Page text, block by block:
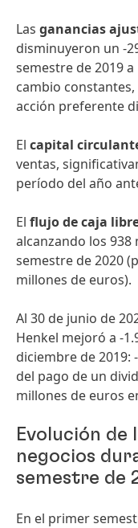
Las ganancias
disminuyeron un -
semestre de 2019
cambio
acción preferente
El capital
ventas,
período del año
El flujo de caja
alcanzando los
semestre de 2020
millones de euros).
Al 30 de junio de
Henkel mejoró a -
diciembre de 2019:
del pago de un
millones de euros
Evolución de
negocios
semestre de
En el primer